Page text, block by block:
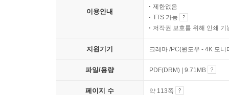
이용안내
제한없음
TTS 가능
저작권 보호를 위해 인쇄 기
지원기기 크레마 /PC(윈도우 - 4K 모
파일/용량 PDF(DRM) | 9.71MB
페이지 수 약 113쪽